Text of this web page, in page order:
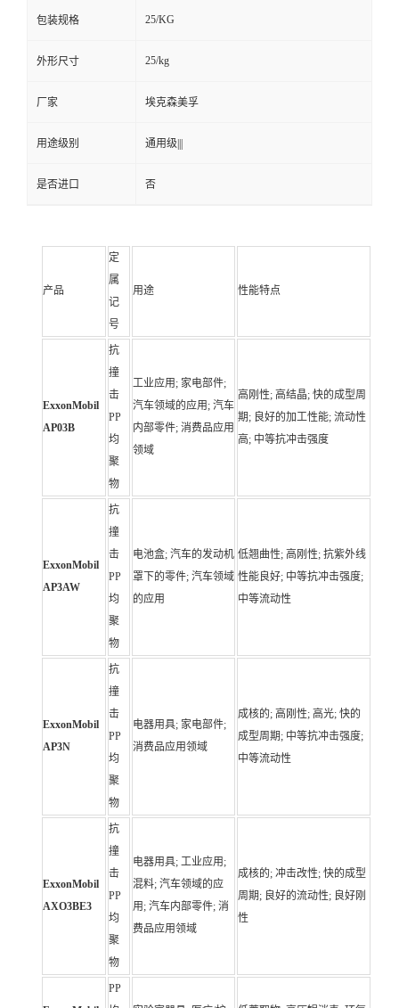
包装规格 25/KG
外形尺寸 25/kg
厂家 埃克森美孚
用途级别 通用级|||
是否进口 否
产品
定
属
记
号
用途 性能特点
ExxonMobil
AP03B
抗
撞
击
PP
均
聚
物
工业应用; 家电部件;
汽车领域的应用; 汽车
内部零件; 消费品应用
领域
高刚性; 高结晶; 快的成型周
期; 良好的加工性能; 流动性
高; 中等抗冲击强度
ExxonMobil
AP3AW
抗
撞
击
PP
均
聚
物
电池盒; 汽车的发动机
罩下的零件; 汽车领域
的应用
低翘曲性; 高刚性; 抗紫外线
性能良好; 中等抗冲击强度;
中等流动性
ExxonMobil
AP3N
抗
撞
击
PP
均
聚
物
电器用具; 家电部件;
消费品应用领域
成核的; 高刚性; 高光; 快的
成型周期; 中等抗冲击强度;
中等流动性
ExxonMobil
AXO3BE3
抗
撞
击
PP
均
聚
物
电器用具; 工业应用;
混料; 汽车领域的应
用; 汽车内部零件; 消
费品应用领域
成核的; 冲击改性; 快的成型
周期; 良好的流动性; 良好刚
性
PP